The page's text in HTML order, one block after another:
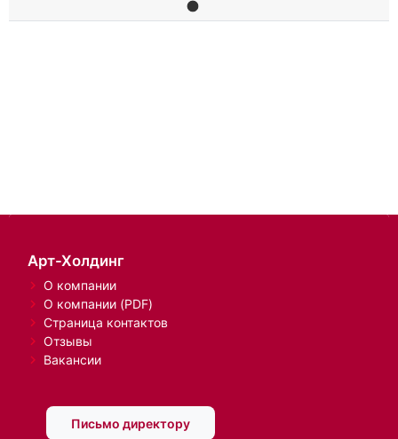
Арт-Холдинг
О компании
О компании (PDF)
Страница контактов
Отзывы
Вакансии
Письмо директору